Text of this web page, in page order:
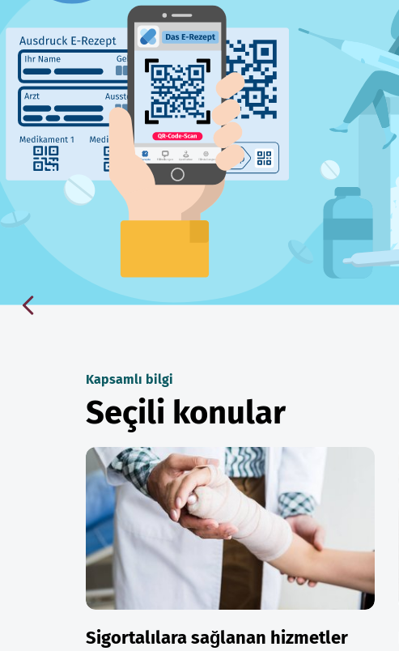
Kapsamlı bilgi
Seçili konular
Sigortalılara sağlanan hizmetler